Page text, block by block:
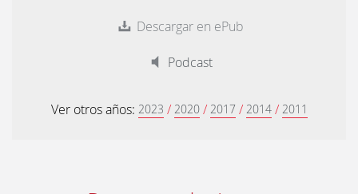
Descargar en ePub
Podcast
Ver otros años: 2023 / 2020 / 2017 / 2014 / 2011